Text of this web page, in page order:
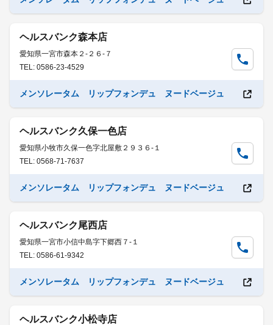
ヘルスバンク森本店
愛知県一宮市森本２-２６-７
TEL: 0586-23-4529
メンソレータム リップフォンデュ ヌードベージュ
ヘルスバンク久保一色店
愛知県小牧市久保一色字北屋敷２９３６-１
TEL: 0568-71-7637
メンソレータム リップフォンデュ ヌードベージュ
ヘルスバンク尾西店
愛知県一宮市小信中島字下郷西７-１
TEL: 0586-61-9342
メンソレータム リップフォンデュ ヌードベージュ
ヘルスバンク小松寺店